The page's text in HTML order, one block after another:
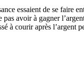
essaient de se faire
avoir à gagner
à courir après l’argent